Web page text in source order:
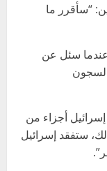
“سأقرر ما
عندما سئل عن
أجزاء من
ستفقد إسرائيل